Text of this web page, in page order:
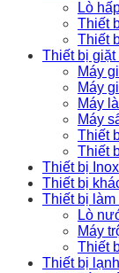
Lò
Thiết
Thiết
Thiết bị giặt
Máy
Máy
Máy
Máy
Thiết
Thiết
Thiết bị Inox
Thiết bị
Thiết bị làm
Lò
Máy
Thiết
Thiết bị lạnh